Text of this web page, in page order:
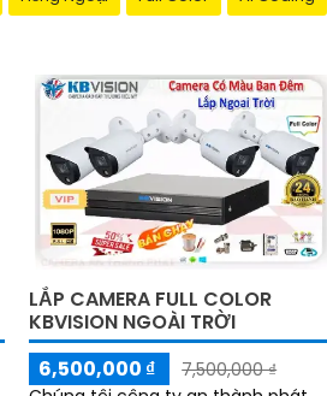
LẮP CAMERA FULL COLOR
KBVISION NGOÀI TRỜI
6,500,000 ₫
7,500,000 ₫